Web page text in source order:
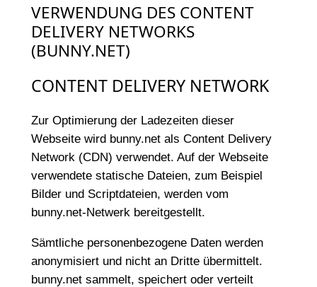
VERWENDUNG DES CONTENT
DELIVERY NETWORKS
(BUNNY.NET)
CONTENT DELIVERY NETWORK
Zur Optimierung der Ladezeiten dieser
Webseite wird bunny.net als Content Delivery
Network (CDN) verwendet. Auf der Webseite
verwendete statische Dateien, zum Beispiel
Bilder und Scriptdateien, werden vom
bunny.net-Netwerk bereitgestellt.
Sämtliche personenbezogene Daten werden
anonymisiert und nicht an Dritte übermittelt.
bunny.net sammelt, speichert oder verteilt